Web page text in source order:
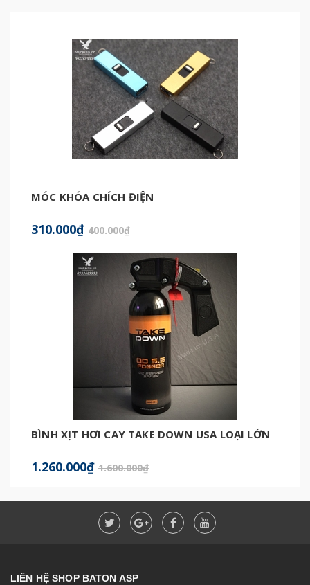
MÓC KHÓA CHÍCH ĐIỆN
310.000₫ 400.000₫
BÌNH XỊT HƠI CAY TAKE DOWN USA LOẠI LỚN
1.260.000₫ 1.600.000₫
LIÊN HỆ SHOP BATON ASP